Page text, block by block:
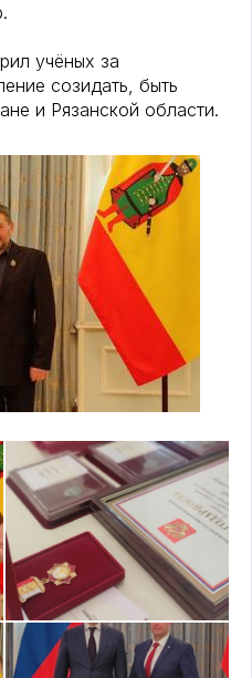
учёных за
созидать, быть
и Рязанской области.